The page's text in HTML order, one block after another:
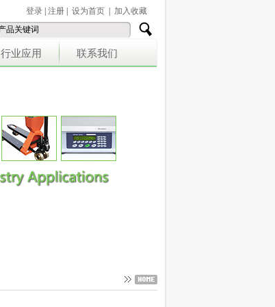
登录 注册 设为首页 加入收藏
行业应用 联系我们